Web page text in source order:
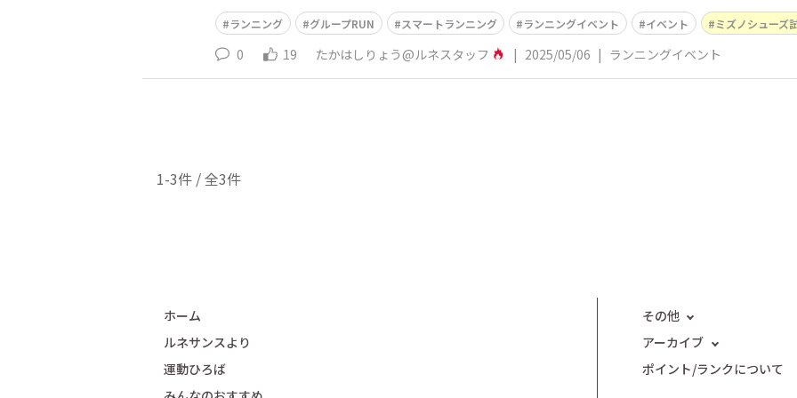
ランニング グループRUN スマートランニング ランニングイベント イベント ミズノシューズ
0 19 たかはしりょう@ルネスタッフ | 2025/05/06 | ランニングイベント
1-3件 / 全3件
ホーム
ルネサンスより
運動ひろば
その他
アーカイブ
ポイント/ランクについて